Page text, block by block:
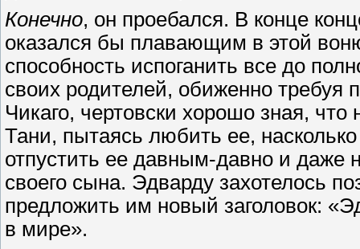
Конечно, он проебался. В конце
оказался бы плавающим в этой
способность испоганить все до
своих родителей, обиженно требуя
Чикаго, чертовски хорошо зная,
Тани, пытаясь любить ее,
отпустить ее давным-давно и даже
своего сына. Эдварду захотелось
предложить им новый заголовок:
в мире».